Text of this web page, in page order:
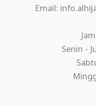
Email:
Senin -